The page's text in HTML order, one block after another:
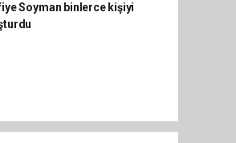
Soyman binlerce kişiyi